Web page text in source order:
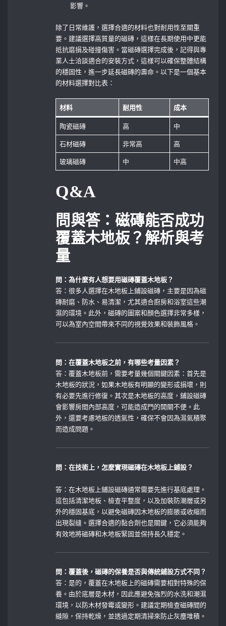
影響。
除了日常維護，選擇合適的材料也對耐用性至關重
要。建議選擇高質量的磁磚，這樣在長期使用中更能
抵抗磨損及碰撞傷害。當磁磚選擇完成後，記得與專
業人士洽談適合的安裝方式，這樣可以確保整體結構
的穩固性，進一步延長磁磚的壽命。以下是一個基本
的材料選擇對比表：
材料 耐用性 成本
陶瓷磁磚 高
中
石材磁磚
非常高
高
玻璃磁磚
中 中高
Q&A
問與答：磁磚能否成功
覆蓋木地板？解析與考
量
問：為什麼有人想要用磁磚覆蓋木地板？
答：很多人選擇在木地板上鋪設磁磚，主要是因為磁
磚耐磨、防水、易清潔，尤其適合廚房和浴室這些潮
濕的環境。此外，磁磚的圖案和顏色選擇非常多樣，
可以為室內空間帶來不同的視覺效果和裝飾風格。
問：在覆蓋木地板之前，有哪些考量因素？
答：覆蓋木地板前，需要考量幾個關鍵因素：首先是
木地板的狀況，如果木地板有明顯的變形或損壞，則
有必要先進行修復。其次是木地板的高度，鋪設磁磚
會影響房間內部高度，可能造成門的開關不便。此
外，還要考慮地板的透氣性，確保不會因為濕氣積聚
而造成問題。
問：在技術上，怎麼實現磁磚在木地板上鋪設？
答：在木地板上鋪設磁磚通常需要先進行基底處理。
這包括清潔地板、檢查平整度，以及加裝防潮層或另
外的穩固基底，以避免磁磚因木地板的膨脹或收縮而
出現裂缝。選擇合適的黏合劑也是關鍵，它必須能夠
有效地將磁磚和木地板緊固並保持長久穩定。
問：覆蓋後，磁磚的保養是否與傳統鋪設方式不同？
答：是的，覆蓋在木地板上的磁磚需要相對特殊的保
養。由於底層是木材，因此應避免強烈的水洗和潮濕
環境，以防木材發霉或變形。建議定期檢查磁磚間的
縫隙，保持乾燥，並透過定期清掃來防止灰塵堆積。